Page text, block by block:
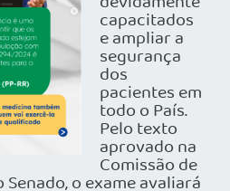
capacitados
e ampliar a
segurança
dos
pacientes em
todo o País.
Pelo texto
aprovado na
Comissão de
o exame avaliará